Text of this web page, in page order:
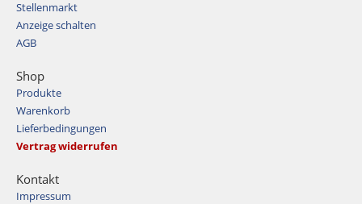
Stellenmarkt
Anzeige schalten
AGB
Shop
Produkte
Warenkorb
Lieferbedingungen
Vertrag widerrufen
Kontakt
Impressum